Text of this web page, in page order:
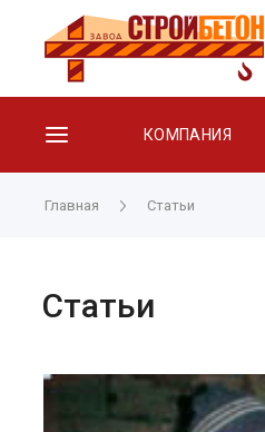
КОМПАНИЯ
Главная Статьи
Статьи